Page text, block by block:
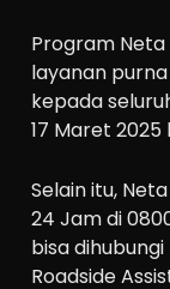
Program
layanan
kepada
17 Maret 2025
Selain itu,
24 Jam di
bisa
Roadside